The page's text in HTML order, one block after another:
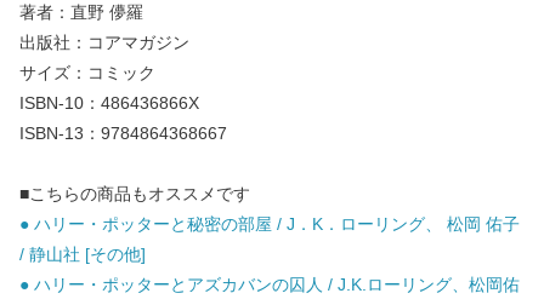
著者：直野 儚羅
出版社：コアマガジン
サイズ：コミック
ISBN-10：486436866X
ISBN-13：9784864368667
■こちらの商品もオススメです
● ハリー・ポッターと秘密の部屋 / J．K．ローリング、 松岡 佑子
/ 静山社 [その他]
● ハリー・ポッターとアズカバンの囚人 / J.K.ローリング、松岡佑